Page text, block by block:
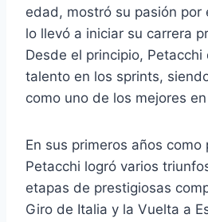
edad, mostró su pasión por
lo llevó a iniciar su carrera
Desde el principio, Petacchi
talento en los sprints,
como uno de los mejores
En sus primeros años como
Petacchi logró varios
etapas de prestigiosas
Giro de Italia y la Vuelta a